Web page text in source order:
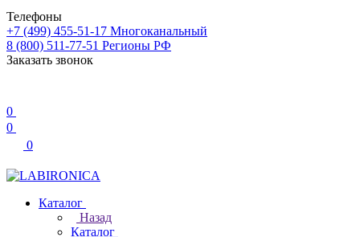
Телефоны
+7 (499) 455-51-17 Многоканальный
8 (800) 511-77-51 Регионы РФ
Заказать звонок
0
0
0
Каталог
Назад
Каталог